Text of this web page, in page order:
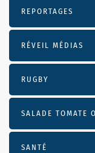
REPORTAGES
RÉVEIL MÉDIAS
RUGBY
SALADE TOMATE
SANTÉ